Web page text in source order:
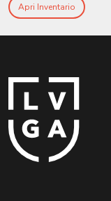
Apri Inventario